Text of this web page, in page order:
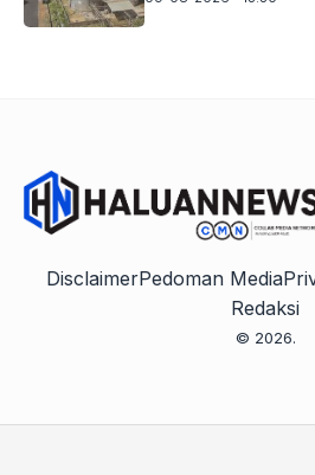
DisclaimerPedoman Media
Redaksi
© 2026.